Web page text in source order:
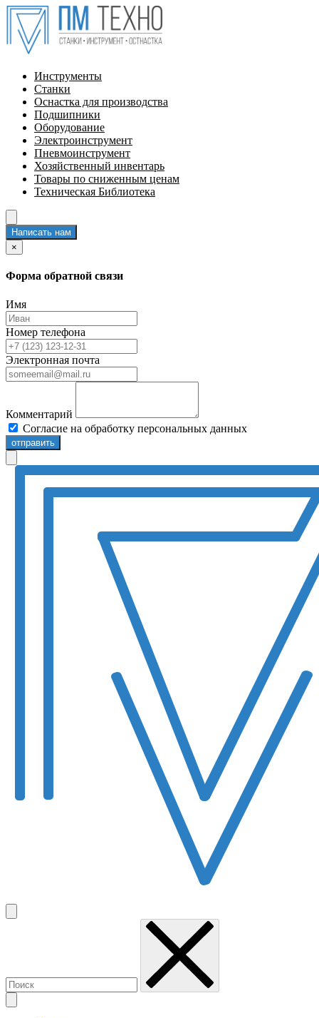
Инструменты
Станки
Оснастка для производства
Подшипники
Оборудование
Электроинструмент
Пневмоинструмент
Хозяйственный инвентарь
Товары по сниженным ценам
Техническая Библиотека
Написать нам
×
Форма обратной связи
Имя
Номер телефона
Электронная почта
Комментарий
Согласие на обработку персональных данных
отправить